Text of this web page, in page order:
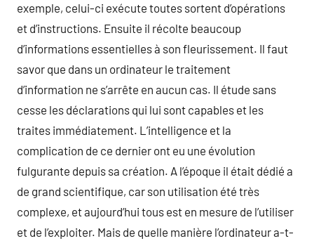
exemple, celui-ci exécute toutes sortent d’opérations
et d’instructions. Ensuite il récolte beaucoup
d’informations essentielles à son fleurissement. Il faut
savor que dans un ordinateur le traitement
d’information ne s’arrête en aucun cas. Il étude sans
cesse les déclarations qui lui sont capables et les
traites immédiatement. L’intelligence et la
complication de ce dernier ont eu une évolution
fulgurante depuis sa création. A l’époque il était dédié a
de grand scientifique, car son utilisation été très
complexe, et aujourd’hui tous est en mesure de l’utiliser
et de l’exploiter. Mais de quelle manière l’ordinateur a-t-